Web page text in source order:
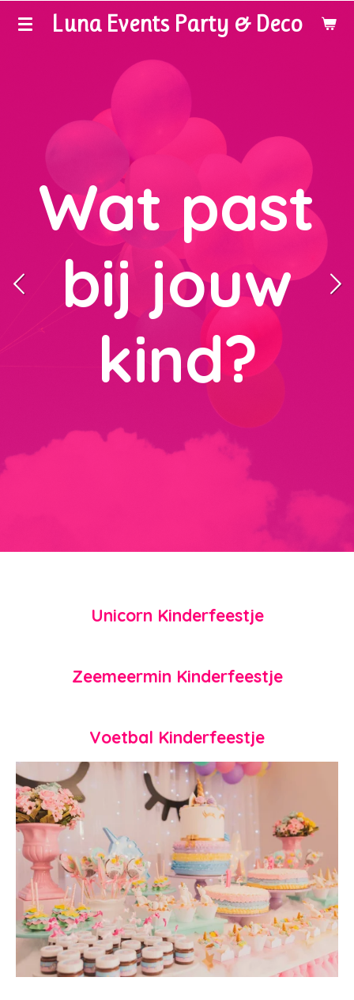
Ga
Luna Events Party & Deco
Wat past
bij jouw
kind?
Unicorn Kinderfeestje
Zeemeermin Kinderfeestje
Voetbal Kinderfeestje